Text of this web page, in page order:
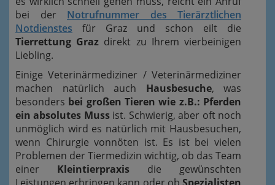
bei der Notrufnummer des Tierärztlichen
Notdienstes für Graz und schon eilt die
Tierrettung Graz direkt zu Ihrem vierbeinigen
Liebling.
Einige Veterinärmediziner / Veterinärmediziner
machen natürlich auch Hausbesuche, was
besonders bei großen Tieren wie z.B.: Pferden
ein absolutes Mussist. Schwierig, aber oft noch
unmöglich wird es natürlich mit Hausbesuchen,
wenn Chirurgie vonnöten ist. Es ist bei vielen
Problemen der Tiermedizin wichtig, ob das Team
einer Kleintierpraxis die gewünschten